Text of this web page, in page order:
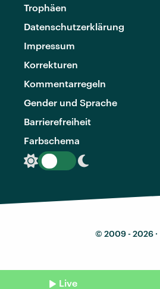
Trophäen
Datenschutzerklärung
Impressum
Korrekturen
Kommentarregeln
Gender und Sprache
Barrierefreiheit
Farbschema
© 2009 - 2026 ·
Live